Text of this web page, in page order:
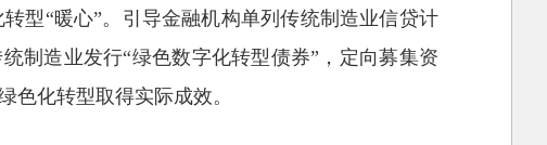
型“暖心”。引导金融机构单列传统制造业信贷计
制造业发行“绿色数字化转型债券”，定向募集资
色化转型取得实际成效。